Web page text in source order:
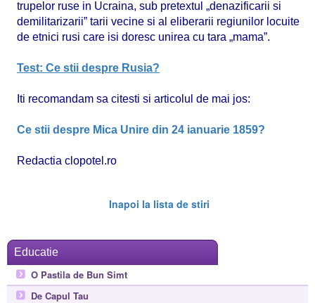
Educatie
O Pastila de Bun Simt
De Capul Tau
trupelor ruse in Ucraina, sub pretextul „denazificarii si
demilitarizarii” tarii vecine si al eliberarii regiunilor locuite
de etnici rusi care isi doresc unirea cu tara „mama”.
Test: Ce stii despre Rusia?
Iti recomandam sa citesti si articolul de mai jos:
Ce stii despre Mica Unire din 24 ianuarie 1859?
Redactia clopotel.ro
Inapoi la lista de stiri